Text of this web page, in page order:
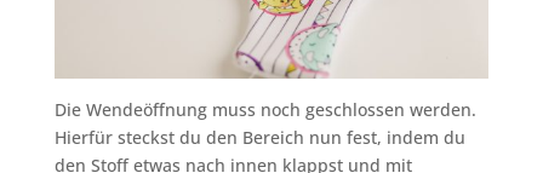
Die Wendeöffnung muss noch geschlossen werden.
Hierfür steckst du den Bereich nun fest, indem du
den Stoff etwas nach innen klappst und mit